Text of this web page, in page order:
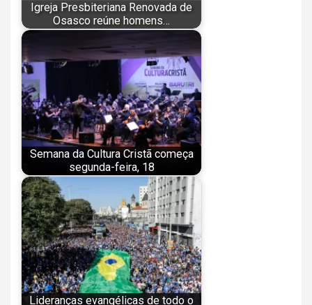
Igreja Presbiteriana Renovada de
Osasco reúne homens…
Semana da Cultura Cristã começa
segunda-feira, 18
Lideranças evangélicas de todo o